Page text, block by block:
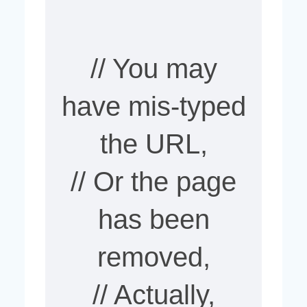
// You may
have mis-typed
the URL,
// Or the page
has been
removed,
// Actually,